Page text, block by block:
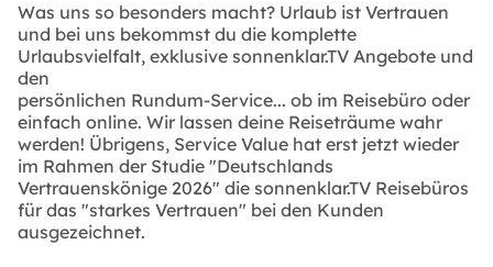
Was uns so besonders macht? Urlaub ist Vertrauen
und bei uns bekommst du die komplette
Urlaubsvielfalt, exklusive sonnenklar.TV Angebote und
den
persönlichen Rundum-Service... ob im Reisebüro oder
einfach online. Wir lassen deine Reiseträume wahr
werden! Übrigens, Service Value hat erst jetzt wieder
im Rahmen der Studie "Deutschlands
Vertrauenskönige 2026" die sonnenklar.TV Reisebüros
für das "starkes Vertrauen" bei den Kunden
ausgezeichnet.